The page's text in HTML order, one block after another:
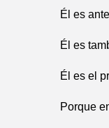
Él es
Él es
Él es el
Porque